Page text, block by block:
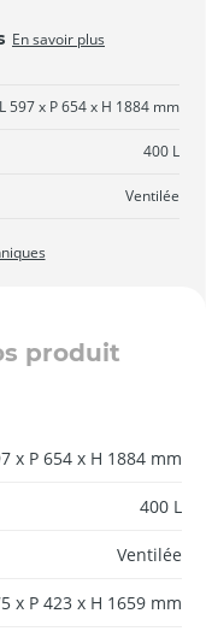
En savoir plus
L 597 x P 654 x H 1884 mm
400 L
Ventilée
produit
x P 654 x H 1884 mm
400 L
Ventilée
x P 423 x H 1659 mm